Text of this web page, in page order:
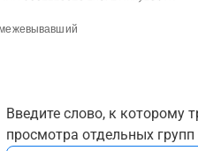
Введите слово, к которому
просмотра отдельных